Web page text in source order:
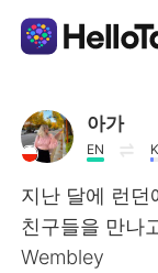
Aplicación
AI
Español
아가
EN
지난 달에 런던
친구들을 만나
Wembley